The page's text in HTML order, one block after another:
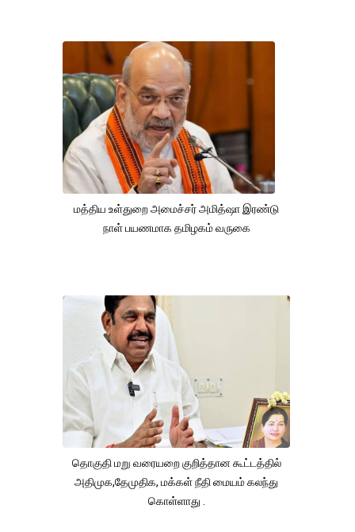
மத்திய உள்துறை அமைச்சர் அமித்ஷா இரண்டு
நாள் பயணமாக தமிழகம் வருகை
தொகுதி மறு வரையறை குறித்தான கூட்டத்தில்
அதிமுக,தேமுதிக, மக்கள் நீதி மையம் கலந்து
கொள்ளாது .